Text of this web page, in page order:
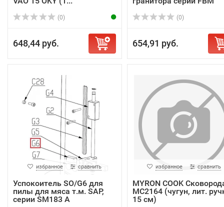
(0)
648,44 руб.
(0)
654,91 руб.
избранное сравнить
Успокоитель SO/G6 для
пилы для мяса т.м. SAP,
серии SM183 A
избранное сравнить
MYRON COOK
MC2164 (чугун, лит.
15 см)